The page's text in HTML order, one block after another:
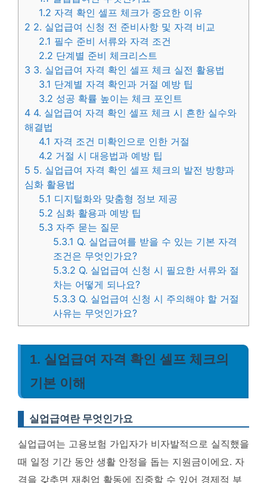
1.2 자격 확인 셀프 체크가 중요한 이유
2 2. 실업급여 신청 전 준비사항 및 자격 비교
2.1 필수 준비 서류와 자격 조건
2.2 단계별 준비 체크리스트
3 3. 실업급여 자격 확인 셀프 체크 실전 활용법
3.1 단계별 자격 확인과 거절 예방 팁
3.2 성공 확률 높이는 체크 포인트
4 4. 실업급여 자격 확인 셀프 체크 시 흔한 실수와
해결법
4.1 자격 조건 미확인으로 인한 거절
4.2 거절 시 대응법과 예방 팁
5 5. 실업급여 자격 확인 셀프 체크의 발전 방향과
심화 활용법
5.1 디지털화와 맞춤형 정보 제공
5.2 심화 활용과 예방 팁
5.3 자주 묻는 질문
5.3.1 Q. 실업급여를 받을 수 있는 기본 자격
조건은 무엇인가요?
5.3.2 Q. 실업급여 신청 시 필요한 서류와 절
차는 어떻게 되나요?
5.3.3 Q. 실업급여 신청 시 주의해야 할 거절
사유는 무엇인가요?
1. 실업급여 자격 확인 셀프 체크의
기본 이해
실업급여란 무엇인가요
실업급여는 고용보험 가입자가 비자발적으로 실직했을
때 일정 기간 동안 생활 안정을 돕는 지원금이에요. 자
격을 갖추면 재취업 활동에 집중할 수 있어 경제적 부